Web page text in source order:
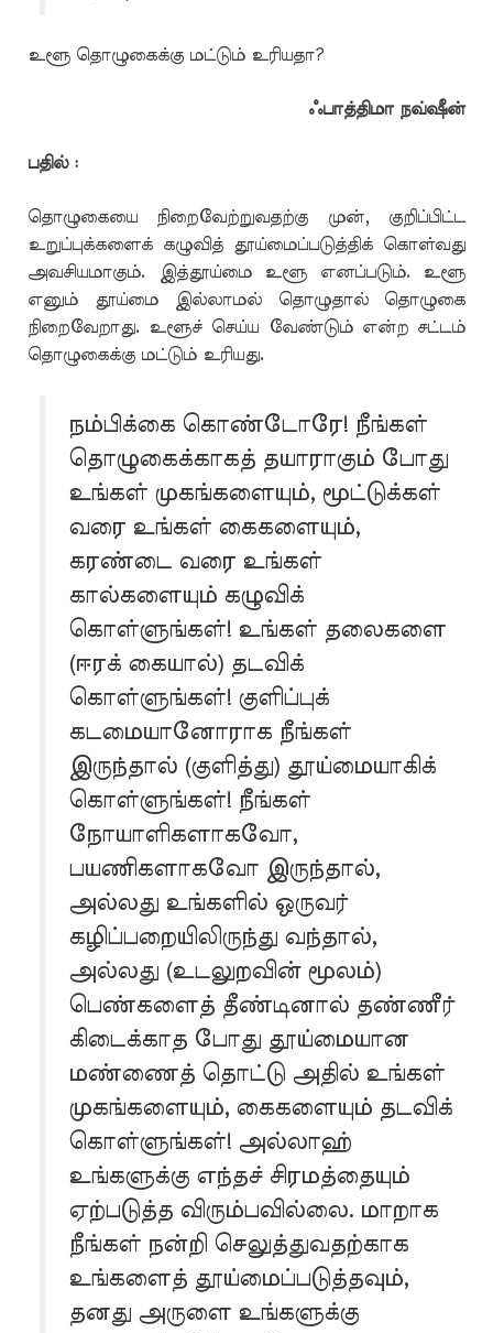
உளூ தொழுகைக்கு மட்டும் உரியதா?
ஃபாத்திமா நவ்ஷீன்
பதில் :
தொழுகையை நிறைவேற்றுவதற்கு முன், குறிப்பிட்ட
உறுப்புக்களைக் கழுவித் தூய்மைப்படுத்திக் கொள்வது
அவசியமாகும். இத்தூய்மை உளூ எனப்படும். உளூ
எனும் தூய்மை இல்லாமல் தொழுதால் தொழுகை
நிறைவேறாது. உளூச் செய்ய வேண்டும் என்ற சட்டம்
தொழுகைக்கு மட்டும் உரியது.
நம்பிக்கை கொண்டோரே! நீங்கள்
தொழுகைக்காகத் தயாராகும் போது
உங்கள் முகங்களையும், மூட்டுக்கள்
வரை உங்கள் கைகளையும்,
கரண்டை வரை உங்கள்
கால்களையும் கழுவிக்
கொள்ளுங்கள்! உங்கள் தலைகளை
(ஈரக் கையால்) தடவிக்
கொள்ளுங்கள்! குளிப்புக்
கடமையானோராக நீங்கள்
இருந்தால் (குளித்து) தூய்மையாகிக்
கொள்ளுங்கள்! நீங்கள்
நோயாளிகளாகவோ,
பயணிகளாகவோ இருந்தால்,
அல்லது உங்களில் ஒருவர்
கழிப்பறையிலிருந்து வந்தால்,
அல்லது (உடலுறவின் மூலம்)
பெண்களைத் தீண்டினால் தண்ணீர்
கிடைக்காத போது தூய்மையான
மண்ணைத் தொட்டு அதில் உங்கள்
முகங்களையும், கைகளையும் தடவிக்
கொள்ளுங்கள்! அல்லாஹ்
உங்களுக்கு எந்தச் சிரமத்தையும்
ஏற்படுத்த விரும்பவில்லை. மாறாக
நீங்கள் நன்றி செலுத்துவதற்காக
உங்களைத் தூய்மைப்படுத்தவும்,
தனது அருளை உங்களுக்கு